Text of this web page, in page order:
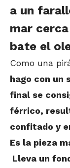
a un
mar
bate el
Como una
hago con un
final se
férrico,
confitado y
Es la pieza
Lleva un